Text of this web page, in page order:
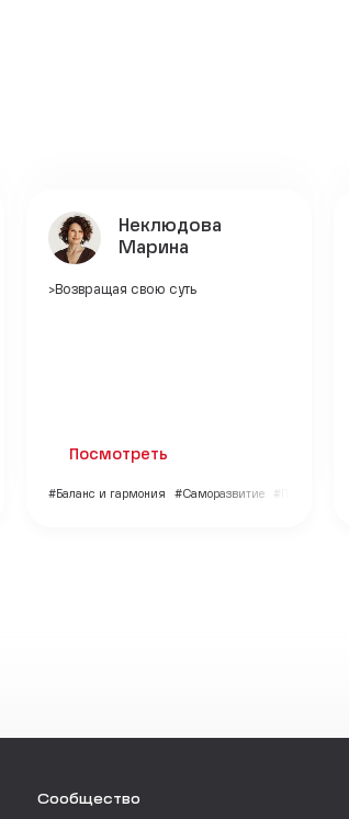
Неклюдова
Марина
>Возвращая свою суть
Посмотреть
#Баланс и гармония #Саморазвитие #Психология
Сообщество